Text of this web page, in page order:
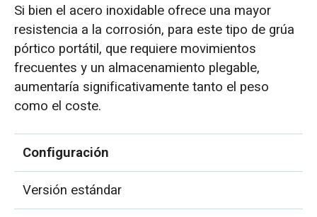
Si bien el acero inoxidable ofrece una mayor
resistencia a la corrosión, para este tipo de grúa
pórtico portátil, que requiere movimientos
frecuentes y un almacenamiento plegable,
aumentaría significativamente tanto el peso
como el coste.
Configuración
Versión estándar